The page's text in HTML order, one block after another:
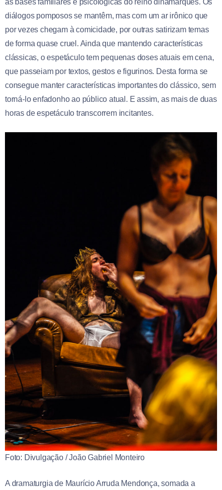
diálogos pomposos se mantêm, mas com um ar irônico que
por vezes chegam à comicidade, por outras satirizam temas
de forma quase cruel. Ainda que mantendo características
clássicas, o espetáculo tem pequenas doses atuais em cena,
que passeiam por textos, gestos e figurinos. Desta forma se
consegue manter características importantes do clássico, sem
torná-lo enfadonho ao público atual. E assim, as mais de duas
horas de espetáculo transcorrem incitantes.
Foto: Divulgação / João Gabriel Monteiro
A dramaturgia de Maurício Arruda Mendonça, somada a